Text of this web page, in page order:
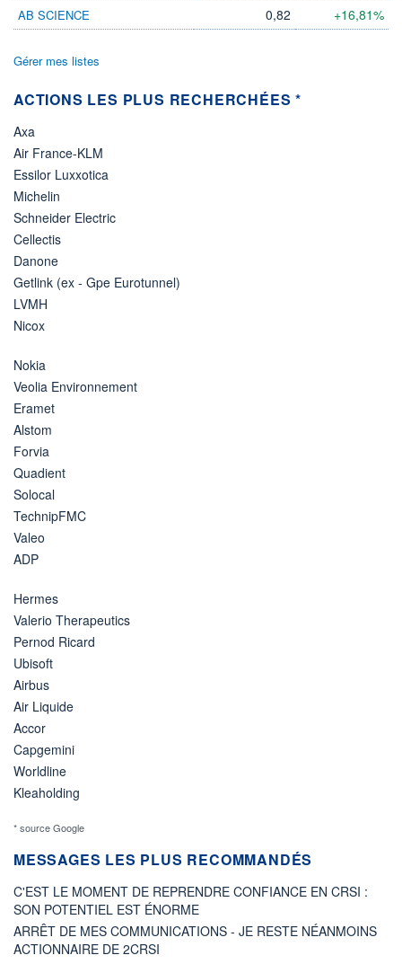
AB SCIENCE 0,82 +16,81%
Gérer mes listes
ACTIONS LES PLUS RECHERCHÉES *
Axa
Air France-KLM
Essilor Luxxotica
Michelin
Schneider Electric
Cellectis
Danone
Getlink (ex - Gpe Eurotunnel)
LVMH
Nicox
Nokia
Veolia Environnement
Eramet
Alstom
Forvia
Quadient
Solocal
TechnipFMC
Valeo
ADP
Hermes
Valerio Therapeutics
Pernod Ricard
Ubisoft
Airbus
Air Liquide
Accor
Capgemini
Worldline
Kleaholding
* source Google
MESSAGES LES PLUS RECOMMANDÉS
C'EST LE MOMENT DE REPRENDRE CONFIANCE EN CRSI :
SON POTENTIEL EST ÉNORME
ARRÊT DE MES COMMUNICATIONS - JE RESTE NÉANMOINS
ACTIONNAIRE DE 2CRSI